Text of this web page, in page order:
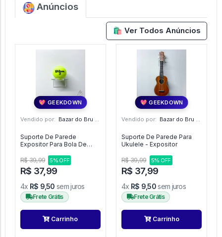
Anúncios
🛍️ Ver Todos Anúncios
💖 GEEKDOWN
Vendido por: Bazar do Bru - SP
Suporte De Parede
Expositor Para Bola De
R$ 39,99
5% OFF
R$ 37,99
4x R$ 9,50 sem juros
Frete Grátis
Carrinho
💖 GEEKDOWN
Vendido por: Bazar do Bru - SP
Suporte De Parede Para
Ukulele - Expositor
R$ 39,99 5% OFF
R$ 37,99
4x R$ 9,50sem juros
Frete Grátis
Carrinho